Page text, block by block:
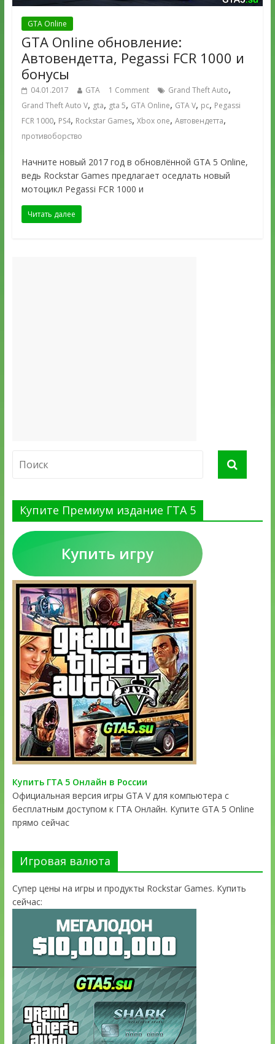
GTA Online
GTA Online обновление:
Автовендетта, Pegassi FCR 1000 и
бонусы
04.01.2017 GTA 1 Comment Grand Theft Auto,
Grand Theft Auto V, gta, gta 5, GTA Online, GTA V, pc, Pegassi
FCR 1000, PS4, Rockstar Games, Xbox one, Автовендетта,
противоборство
Начните новый 2017 год в обновлённой GTA 5 Online,
ведь Rockstar Games предлагает оседлать новый
мотоцикл Pegassi FCR 1000 и
Читать далее
Купите Премиум издание ГТА 5
Купить игру
Купить ГТА 5 Онлайн в России
Официальная версия игры GTA V для компьютера с
бесплатным доступом к ГТА Онлайн. Купите GTA 5 Online
прямо сейчас
Игровая валюта
Супер цены на игры и продукты Rockstar Games. Купить
сейчас: